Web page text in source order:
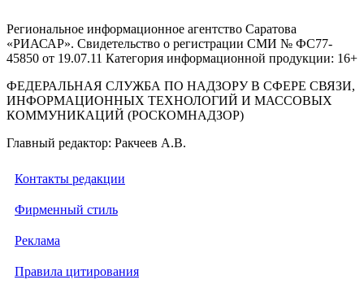
Региональное информационное агентство Саратова
«РИАСАР». Свидетельство о регистрации СМИ № ФС77-
45850 от 19.07.11 Категория информационной продукции: 16+
ФЕДЕРАЛЬНАЯ СЛУЖБА ПО НАДЗОРУ В СФЕРЕ СВЯЗИ,
ИНФОРМАЦИОННЫХ ТЕХНОЛОГИЙ И МАССОВЫХ
КОММУНИКАЦИЙ (РОСКОМНАДЗОР)
Главный редактор: Ракчеев А.В.
Контакты редакции
Фирменный стиль
Реклама
Правила цитирования